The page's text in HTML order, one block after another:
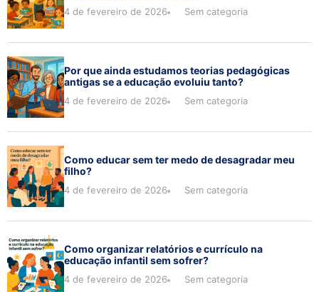
4 de fevereiro de 2026 Sem categoria
Por que ainda estudamos teorias pedagógicas
antigas se a educação evoluiu tanto?
4 de fevereiro de 2026 Sem categoria
Como educar sem ter medo de desagradar meu
filho?
4 de fevereiro de 2026 Sem categoria
Como organizar relatórios e currículo na
educação infantil sem sofrer?
4 de fevereiro de 2026 Sem categoria